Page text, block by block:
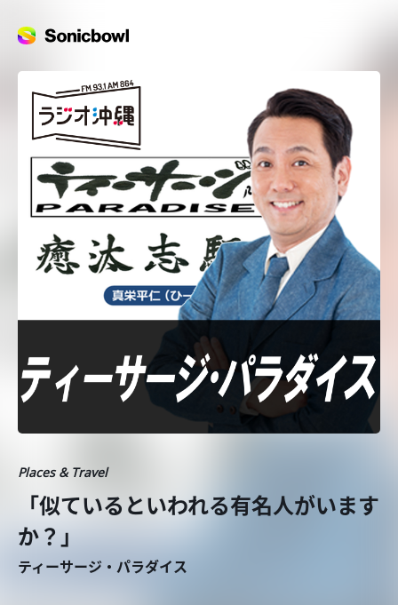
Places & Travel
「似ているといわれる有名人がいます
か？」
ティーサージ・パラダイス